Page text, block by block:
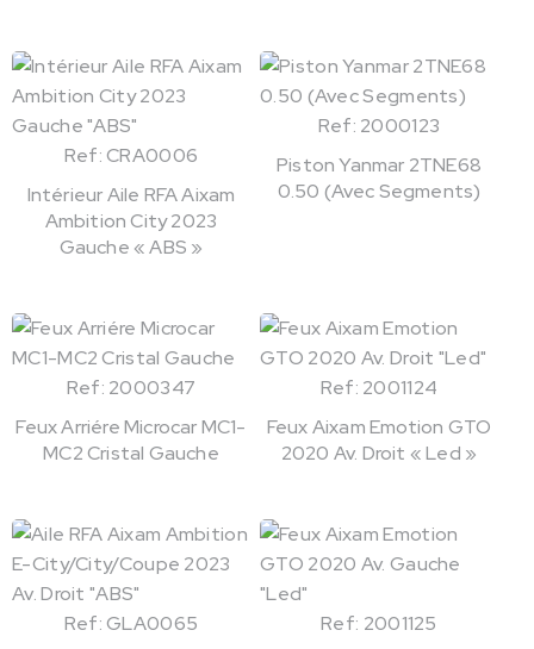
Ref: CRA0006
Intérieur Aile RFA Aixam
Ambition City 2023
Gauche « ABS »
Ref: 2000123
Piston Yanmar 2TNE68
0.50 (Avec Segments)
Ref: 2000347
Feux Arriére Microcar MC1-
MC2 Cristal Gauche
Ref: 2001124
Feux Aixam Emotion GTO
2020 Av. Droit « Led »
Ref: GLA0065
Ref: 2001125